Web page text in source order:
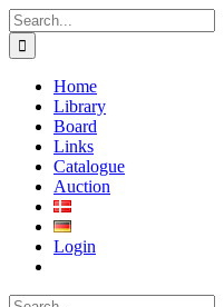
Skip
to
content
Search
for:
Home
Library
Board
Links
Catalogue
Auction
Login
Search